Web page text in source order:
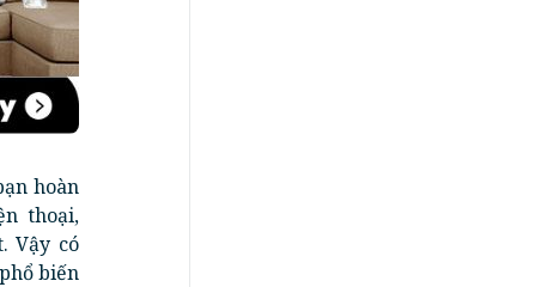
hoàn
thoại,
Vậy có
biến